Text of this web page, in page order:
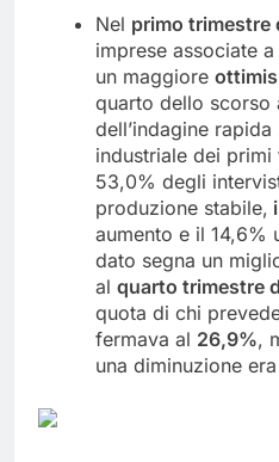
Nel primo trimestre
imprese associate
un maggiore
quarto dello scorso
dell’indagine
industriale dei primi
53,0% degli
produzione stabile,
aumento e il 14,6%
dato segna un
al quarto trimestre
quota di chi
fermava al 26,9%,
una diminuzione